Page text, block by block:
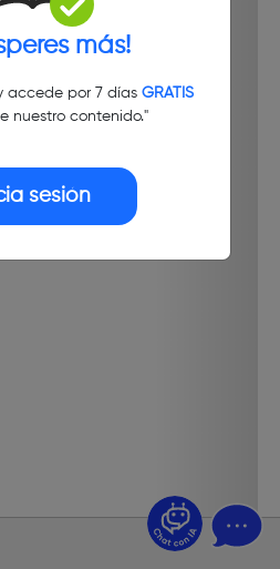
más!
accede por 7 días GRATIS
nuestro contenido."
sesión